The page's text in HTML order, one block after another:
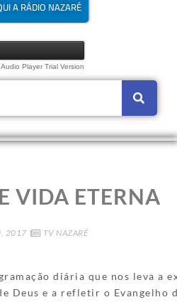
A RÁDIO NAZARÉ
Player Trial Version
VIDA ETERNA
2017 TV NAZARÉ
diária que nos leva a
Deus e a refletir o Evangelho